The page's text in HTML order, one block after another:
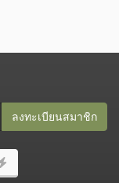
ลงทะเบียนสมาชิก​